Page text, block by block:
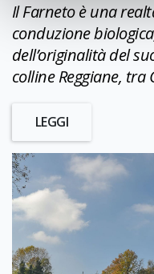
Il Farneto è una
conduzione
dell’originalità del
colline Reggiane, tra
LEGGI